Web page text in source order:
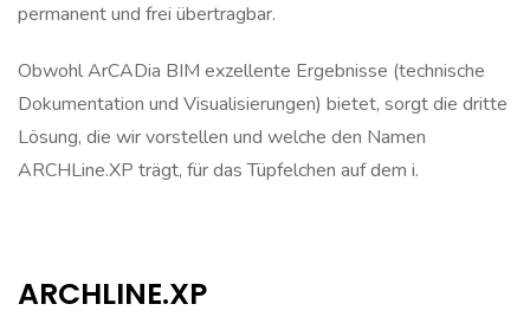
permanent und frei übertragbar.
Obwohl ArCADia BIM exzellente Ergebnisse (technische
Dokumentation und Visualisierungen) bietet, sorgt die dritte
Lösung, die wir vorstellen und welche den Namen
ARCHLine.XP trägt, für das Tüpfelchen auf dem i.
ARCHLINE.XP